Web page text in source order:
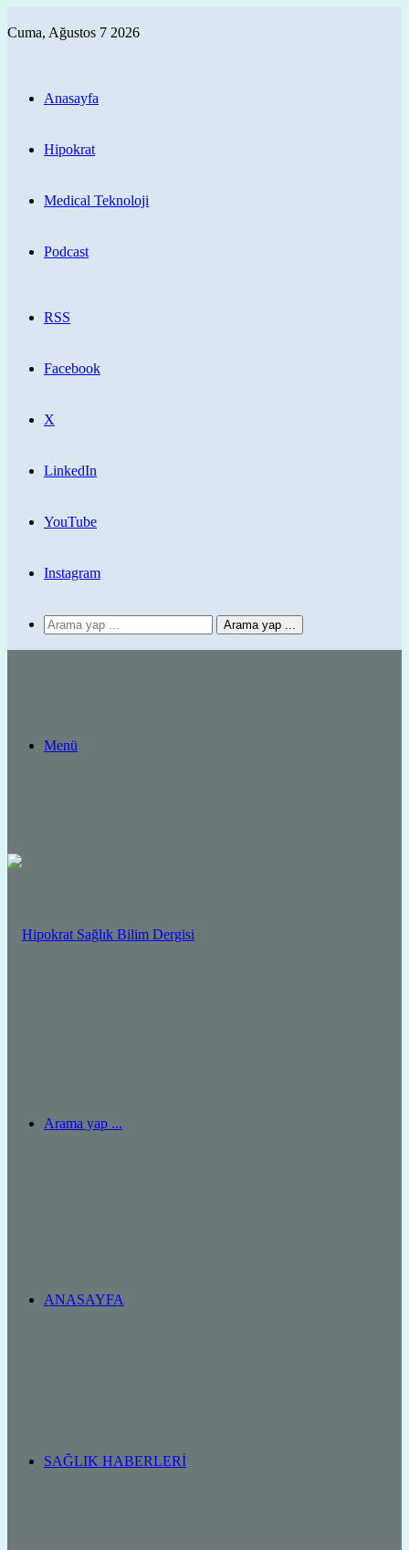
Cuma, Ağustos 7 2026
Anasayfa
Hipokrat
Medical Teknoloji
Podcast
RSS
Facebook
X
LinkedIn
YouTube
Instagram
Arama yap ...
Menü
Arama yap ...
ANASAYFA
SAĞLIK HABERLERI